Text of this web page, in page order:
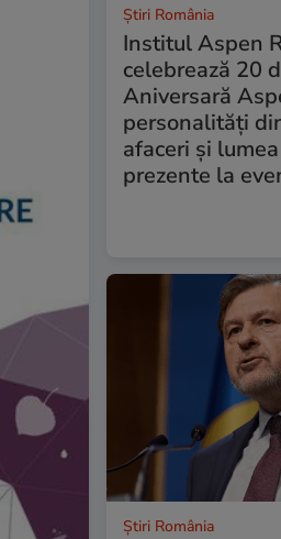
Știri România
Institul Aspen
celebrează 20
Aniversară
personalități
afaceri și
prezente la
Știri România